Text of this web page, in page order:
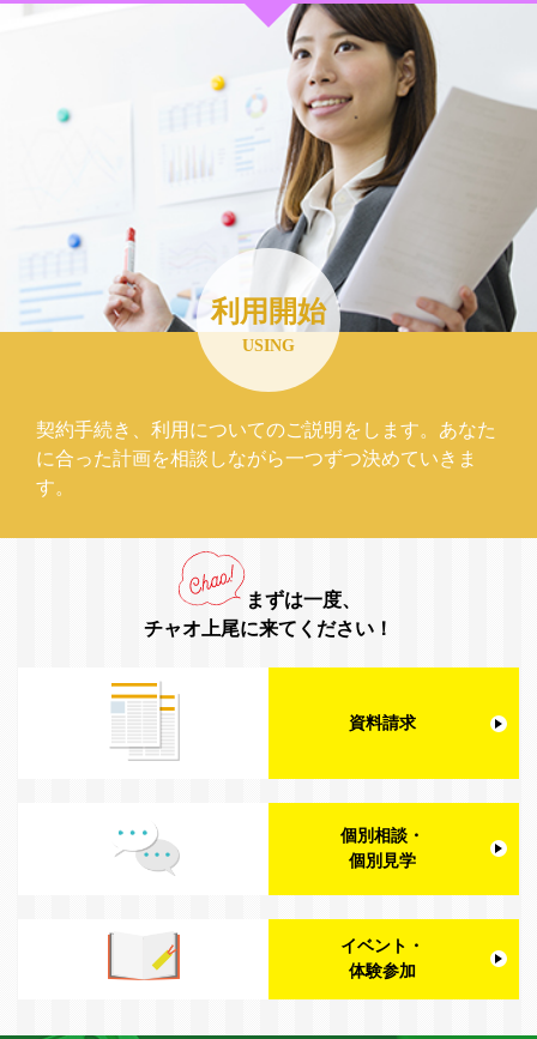
利用開始
USING
契約手続き、利用についてのご説明をします。あなた
に合った計画を相談しながら一つずつ決めていきま
す。
まずは一度、
チャオ上尾に来てください！
資料請求
個別相談・
個別見学
イベント・
体験参加